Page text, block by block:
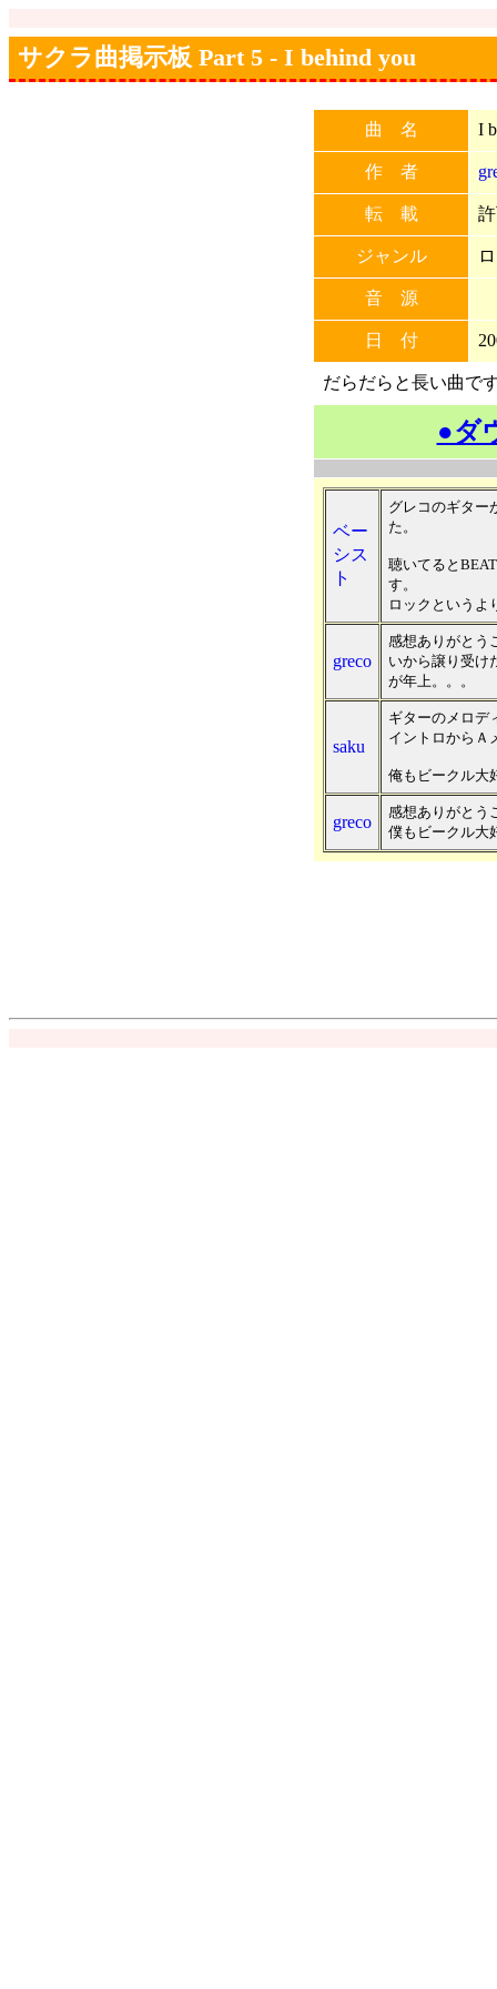
サクラ曲掲示板 Part 5 - I behind you
曲 名 I
作 者
転 載
ジャンル
音 源
日 付
だらだらと長い曲で
●ダ
ベー
シス
ト
グレコのギター
た。
聴いてると
す。
ロックというよ
greco
感想ありがとう
いから譲り受け
が年上。。。
saku
ギターのメロデ
イントロからＡ
俺もビークル大
greco
感想ありがとう
僕もビークル大